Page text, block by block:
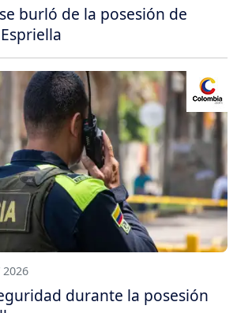
burló de la posesión de
2026
durante la posesión